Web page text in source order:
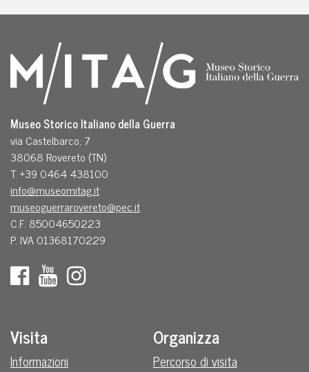
Museo Storico Italiano della Guerra
via Castelbarco, 7
38068 Rovereto (TN)
T. +39 0464 438100
info@museomitag.it
museoguerrarovereto@pec.it
C.F. 85004650223
P. IVA 01368170229
Visita
Informazioni
Organizza
Percorso di visita